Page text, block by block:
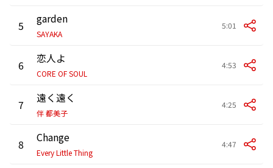
5 garden
SAYAKA
5:01
6 恋人よ
CORE OF SOUL
4:53
7 遠く遠く
伴 都美子
4:25
8 Change
Every Little Thing
4:47